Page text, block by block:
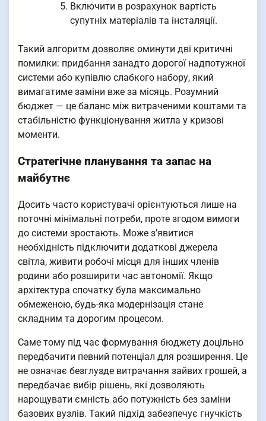
Включити в розрахунок вартість
супутніх матеріалів та інсталяції.
Такий алгоритм дозволяє оминути дві критичні
помилки: придбання занадто дорогої надпотужної
системи або купівлю слабкого набору, який
вимагатиме заміни вже за місяць. Розумний
бюджет — це баланс між витраченими коштами та
стабільністю функціонування житла у кризові
моменти.
Стратегічне планування та запас на
майбутнє
Досить часто користувачі орієнтуються лише на
поточні мінімальні потреби, проте згодом вимоги
до системи зростають. Може з’явитися
необхідність підключити додаткові джерела
світла, живити робочі місця для інших членів
родини або розширити час автономії. Якщо
архітектура спочатку була максимально
обмеженою, будь-яка модернізація стане
складним та дорогим процесом.
Саме тому під час формування бюджету доцільно
передбачити певний потенціал для розширення. Це
не означає безглузде витрачання зайвих грошей, а
передбачає вибір рішень, які дозволяють
нарощувати ємність або потужність без заміни
базових вузлів. Такий підхід забезпечує гнучкість